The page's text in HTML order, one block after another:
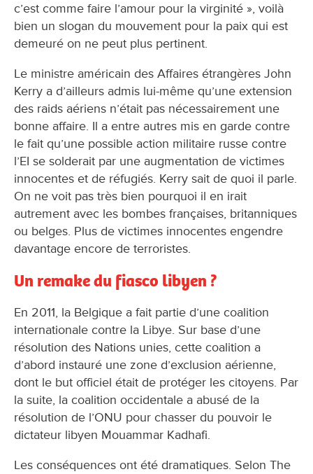
c’est comme faire l’amour pour la virginité », voilà
bien un slogan du mouvement pour la paix qui est
demeuré on ne peut plus pertinent.
Le ministre américain des Affaires étrangères John
Kerry a d’ailleurs admis lui-même qu’une extension
des raids aériens n’était pas nécessairement une
bonne affaire. Il a entre autres mis en garde contre
le fait qu’une possible action militaire russe contre
l’EI se solderait par une augmentation de victimes
innocentes et de réfugiés. Kerry sait de quoi il parle.
On ne voit pas très bien pourquoi il en irait
autrement avec les bombes françaises, britanniques
ou belges. Plus de victimes innocentes engendre
davantage encore de terroristes.
Un remake du fiasco libyen ?
En 2011, la Belgique a fait partie d’une coalition
internationale contre la Libye. Sur base d’une
résolution des Nations unies, cette coalition a
d’abord instauré une zone d’exclusion aérienne,
dont le but officiel était de protéger les citoyens. Par
la suite, la coalition occidentale a abusé de la
résolution de l’ONU pour chasser du pouvoir le
dictateur libyen Mouammar Kadhafi.
Les conséquences ont été dramatiques. Selon The